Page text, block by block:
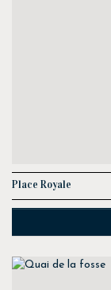
Place Royale